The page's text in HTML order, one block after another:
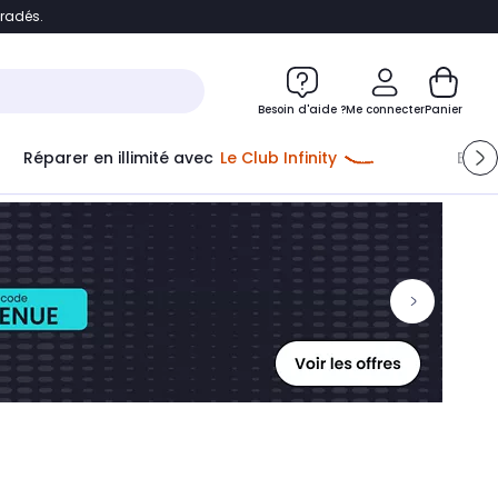
Besoin d'aide ?Me connecterPanier
Réparer en illimité avec Le Club Infinity